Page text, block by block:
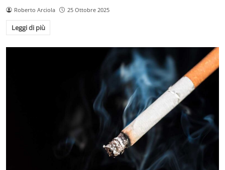
Roberto Arciola 25 Ottobre 2025
Leggi di più